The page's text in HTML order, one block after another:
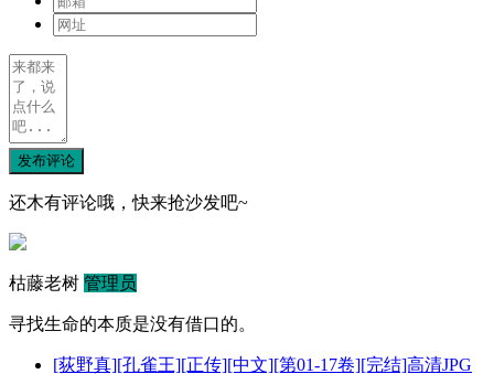
发布评论
还木有评论哦，快来抢沙发吧~
枯藤老树 管理员
寻找生命的本质是没有借口的。
[荻野真][孔雀王][正传][中文][第01-17卷][完结]高清JPG